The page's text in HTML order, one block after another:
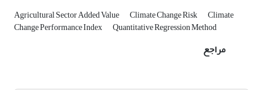
Agricultural Sector Added Value Climate Change Risk Climate
Change Performance Index Quantitative Regression Method
مراجع